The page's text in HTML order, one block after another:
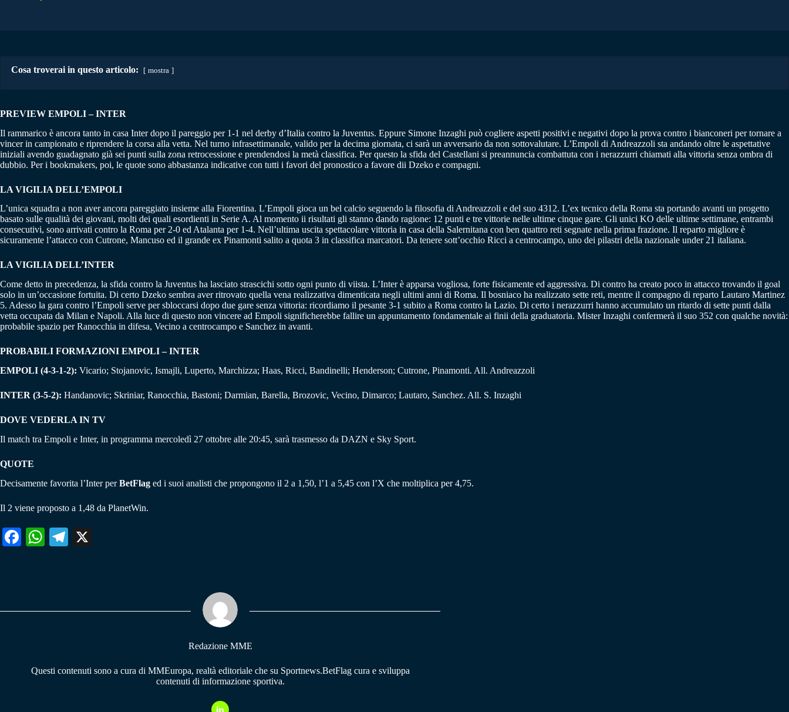
Cosa troverai in questo articolo: mostra
PREVIEW EMPOLI – INTER
Il rammarico è ancora tanto in casa Inter dopo il pareggio per 1-1 nel derby d’Italia contro la Juventus. Eppure Simone Inzaghi può cogliere aspetti positivi e negativi dopo la prova contro i bianconeri per tornare a
vincer in campionato e riprendere la corsa alla vetta. Nel turno infrasettimanale, valido per la decima giornata, ci sarà un avversario da non sottovalutare. L’Empoli di Andreazzoli sta andando oltre le aspettative
iniziali avendo guadagnato già sei punti sulla zona retrocessione e prendendosi la metà classifica. Per questo la sfida del Castellani si preannuncia combattuta con i nerazzurri chiamati alla vittoria senza ombra di
dubbio. Per i bookmakers, poi, le quote sono abbastanza indicative con tutti i favori del pronostico a favore dii Dzeko e compagni.
LA VIGILIA DELL’EMPOLI
L’unica squadra a non aver ancora pareggiato insieme alla Fiorentina. L’Empoli gioca un bel calcio seguendo la filosofia di Andreazzoli e del suo 4312. L’ex tecnico della Roma sta portando avanti un progetto
basato sulle qualità dei giovani, molti dei quali esordienti in Serie A. Al momento ii risultati gli stanno dando ragione: 12 punti e tre vittorie nelle ultime cinque gare. Gli unici KO delle ultime settimane, entrambi
consecutivi, sono arrivati contro la Roma per 2-0 ed Atalanta per 1-4. Nell’ultima uscita spettacolare vittoria in casa della Salernitana con ben quattro reti segnate nella prima frazione. Il reparto migliore è
sicuramente l’attacco con Cutrone, Mancuso ed il grande ex Pinamonti salito a quota 3 in classifica marcatori. Da tenere sott’occhio Ricci a centrocampo, uno dei pilastri della nazionale under 21 italiana.
LA VIGILIA DELL’INTER
Come detto in precedenza, la sfida contro la Juventus ha lasciato strascichi sotto ogni punto di viista. L’Inter è apparsa vogliosa, forte fisicamente ed aggressiva. Di contro ha creato poco in attacco trovando il goal
solo in un’occasione fortuita. Di certo Dzeko sembra aver ritrovato quella vena realizzativa dimenticata negli ultimi anni di Roma. Il bosniaco ha realizzato sette reti, mentre il compagno di reparto Lautaro Martinez
5. Adesso la gara contro l’Empoli serve per sbloccarsi dopo due gare senza vittoria: ricordiamo il pesante 3-1 subito a Roma contro la Lazio. Di certo i nerazzurri hanno accumulato un ritardo di sette punti dalla
vetta occupata da Milan e Napoli. Alla luce di questo non vincere ad Empoli significherebbe fallire un appuntamento fondamentale ai finii della graduatoria. Mister Inzaghi confermerà il suo 352 con qualche novità:
probabile spazio per Ranocchia in difesa, Vecino a centrocampo e Sanchez in avanti.
PROBABILI FORMAZIONI EMPOLI – INTER
EMPOLI (4-3-1-2): Vicario; Stojanovic, Ismajli, Luperto, Marchizza; Haas, Ricci, Bandinelli; Henderson; Cutrone, Pinamonti. All. Andreazzoli
INTER (3-5-2): Handanovic; Skriniar, Ranocchia, Bastoni; Darmian, Barella, Brozovic, Vecino, Dimarco; Lautaro, Sanchez. All. S. Inzaghi
DOVE VEDERLA IN TV
Il match tra Empoli e Inter, in programma mercoledì 27 ottobre alle 20:45, sarà trasmesso da DAZN e Sky Sport.
QUOTE
Decisamente favorita l’Inter perBetFlag ed i suoi analisti che propongono il 2 a 1,50, l’1 a 5,45 con l’X che moltiplica per 4,75.
Il 2 viene proposto a 1,48 da PlanetWin.
Fa W
pp
Te
m
Redazione MME
Questi contenuti sono a cura di MMEuropa, realtà editoriale che su Sportnews.BetFlag cura e sviluppa
contenuti di informazione sportiva.